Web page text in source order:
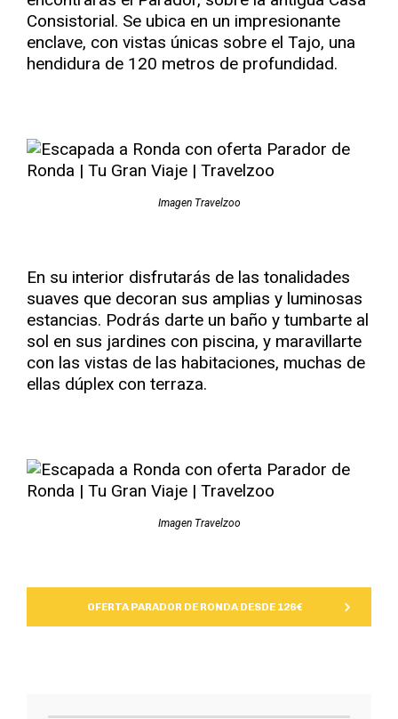
Consistorial. Se ubica en un impresionante
enclave, con vistas únicas sobre el Tajo, una
hendidura de 120 metros de profundidad.
Imagen Travelzoo
En su interior disfrutarás de las tonalidades
suaves que decoran sus amplias y luminosas
estancias. Podrás darte un baño y tumbarte al
sol en sus jardines con piscina, y maravillarte
con las vistas de las habitaciones, muchas de
ellas dúplex con terraza.
Imagen Travelzoo
OFERTA PARADOR DE RONDA DESDE 126€